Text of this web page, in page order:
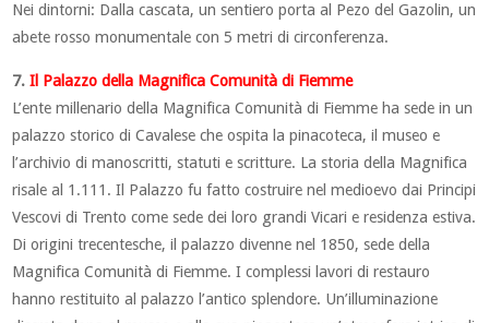
Nei dintorni: Dalla cascata, un sentiero porta al Pezo del Gazolin, un
abete rosso monumentale con 5 metri di circonferenza.
7. Il Palazzo della Magnifica Comunità di Fiemme
L’ente millenario della Magnifica Comunità di Fiemme ha sede in un
palazzo storico di Cavalese che ospita la pinacoteca, il museo e
l’archivio di manoscritti, statuti e scritture. La storia della Magnifica
risale al 1.111. Il Palazzo fu fatto costruire nel medioevo dai Principi
Vescovi di Trento come sede dei loro grandi Vicari e residenza estiva.
Di origini trecentesche, il palazzo divenne nel 1850, sede della
Magnifica Comunità di Fiemme. I complessi lavori di restauro
hanno restituito al palazzo l’antico splendore. Un’illuminazione